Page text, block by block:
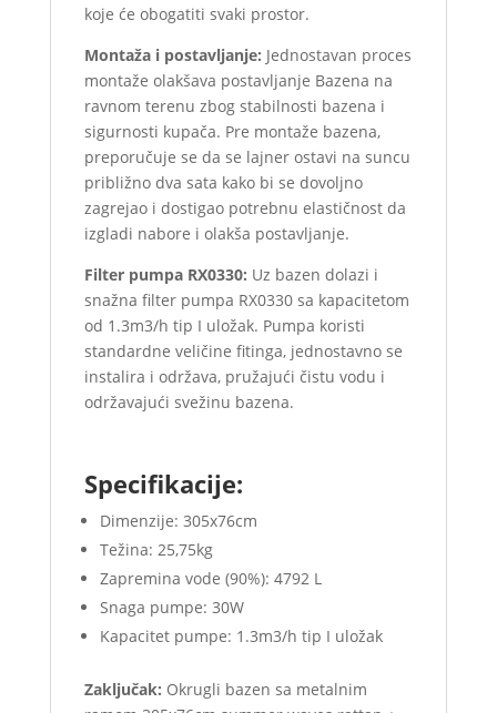
koje će obogatiti svaki prostor.
Montaža i postavljanje: Jednostavan proces
montaže olakšava postavljanje Bazena na
ravnom terenu zbog stabilnosti bazena i
sigurnosti kupača. Pre montaže bazena,
preporučuje se da se lajner ostavi na suncu
približno dva sata kako bi se dovoljno
zagrejao i dostigao potrebnu elastičnost da
izgladi nabore i olakša postavljanje.
Filter pumpa RX0330: Uz bazen dolazi i
snažna filter pumpa RX0330 sa kapacitetom
od 1.3m3/h tip I uložak. Pumpa koristi
standardne veličine fitinga, jednostavno se
instalira i održava, pružajući čistu vodu i
održavajući svežinu bazena.
Specifikacije:
Dimenzije: 305x76cm
Težina: 25,75kg
Zapremina vode (90%): 4792 L
Snaga pumpe: 30W
Kapacitet pumpe: 1.3m3/h tip I uložak
Zaključak: Okrugli bazen sa metalnim